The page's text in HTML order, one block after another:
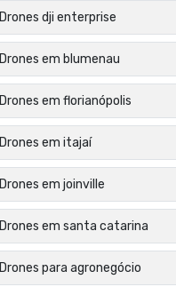
Drones dji enterprise
Drones em blumenau
Drones em florianópolis
Drones em itajaí
Drones em joinville
Drones em santa catarina
Drones para agronegócio